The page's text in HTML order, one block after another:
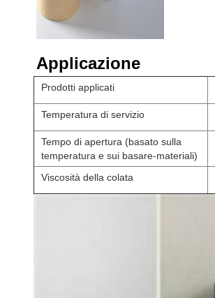
Applicazione
Prodotti applicati
Temperatura di servizio
Tempo di apertura (basato sulla
temperatura e sui basare-materiali)
Viscosità della colata